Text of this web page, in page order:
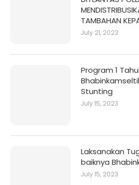
TAMBAHAN
July 21, 2023
Program 1
Stunting
July 15, 2023
Laksanakan
baiknya
July 15, 2023